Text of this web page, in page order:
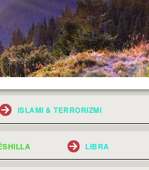
ISLAMI & TERRORIZMI
LIBRA